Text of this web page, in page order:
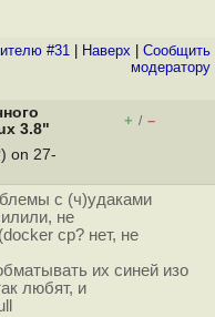
#31 Наверх
Cообщить
модератору
3.8"
+ / –
on 27-
с (ч)удаками
не
cp? нет, не
их синей изо
любят, и